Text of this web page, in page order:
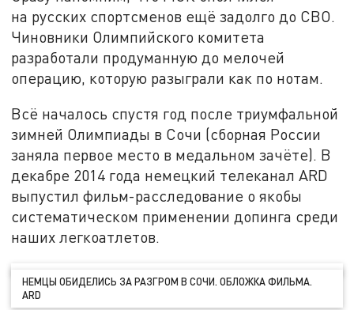
на русских спортсменов ещё задолго до СВО.
Чиновники Олимпийского комитета
разработали продуманную до мелочей
операцию, которую разыграли как по нотам.
Всё началось спустя год после триумфальной
зимней Олимпиады в Сочи (сборная России
заняла первое место в медальном зачёте). В
декабре 2014 года немецкий телеканал ARD
выпустил фильм-расследование о якобы
систематическом применении допинга среди
наших легкоатлетов.
НЕМЦЫ ОБИДЕЛИСЬ ЗА РАЗГРОМ В СОЧИ. ОБЛОЖКА ФИЛЬМА.
ARD